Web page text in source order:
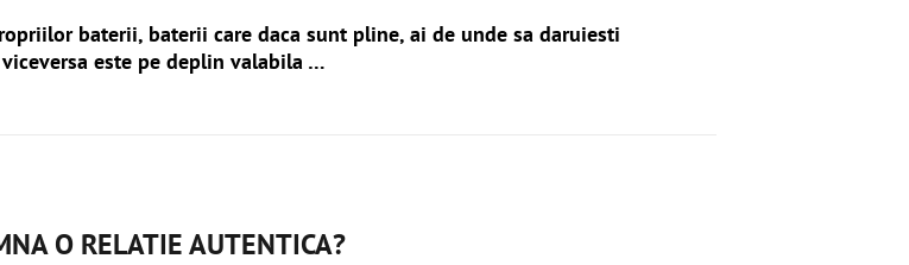
baterii, baterii care daca sunt pline, ai de unde sa daruiesti
este pe deplin valabila …
O RELATIE AUTENTICA?